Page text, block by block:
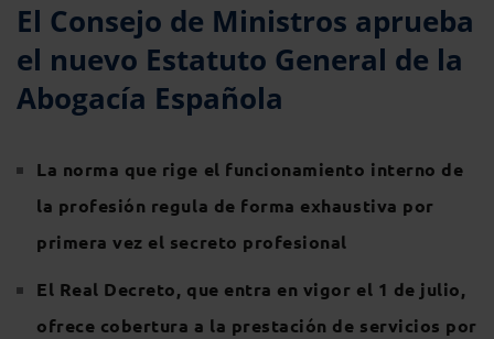
El Consejo de Ministros aprueba
el nuevo Estatuto General de la
Abogacía Española
La norma que rige el funcionamiento interno de
la profesión regula de forma exhaustiva por
primera vez el secreto profesional
El Real Decreto, que entra en vigor el 1 de julio,
ofrece cobertura a la prestación de servicios por